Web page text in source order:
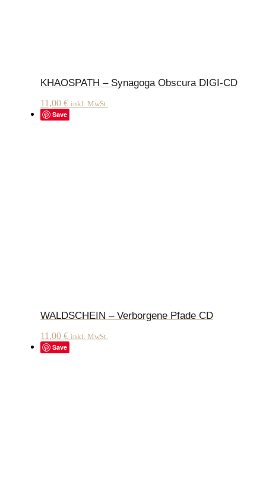
KHAOSPATH – Synagoga Obscura DIGI-CD
11,00 € inkl. MwSt.
Save
WALDSCHEIN – Verborgene Pfade CD
11,00 € inkl. MwSt.
Save